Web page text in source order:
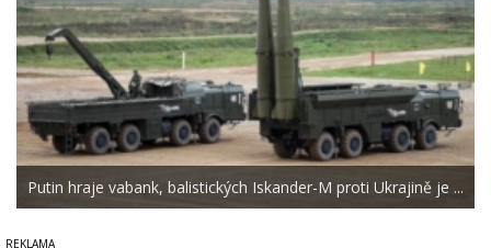
Putin hraje vabank, balistických Iskander-M proti Ukrajině je ...